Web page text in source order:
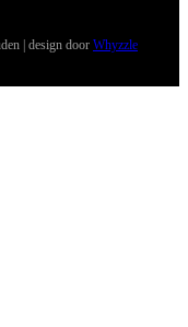
| design door Whyzzle